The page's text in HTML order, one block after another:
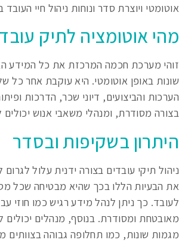
אוטומטי ויוצרת סדר ונוחות ניהול חיי העובד
מהי אוטומציה לתיק
זוהי מערכת חכמה המרכזת את כל המידע
שונות באופן אוטומטי. היא עוקבת אחר כל
הערכות והביצועים, דיוני שכר, הדרכות
בצורה מסודרת, ומנהלי משאבי אנוש
היתרון בשקיפות ובסדר
ניהול תיקי עובדים בצורה ידנית עלול
את הבעיות הללו בכך שהיא מבטיחה שכל
לעובד. כך ניתן לנהל מידע רגיש כמו חוזי
מאובטחת ומסודרת. בנוסף, מנהלים
מגמות שונות, כמו תחלופה גבוהה בצוותים